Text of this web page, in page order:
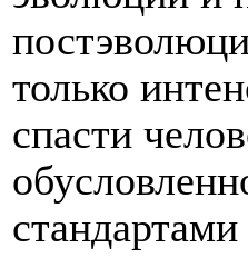
только
спасти